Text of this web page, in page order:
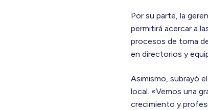
Por su parte, la
permitirá acercar a
procesos de toma
en directorios y
Asimismo, subrayó
local. «Vemos una
crecimiento y